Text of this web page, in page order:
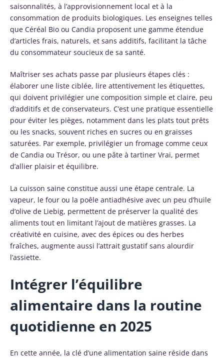
saisonnalités, à l’approvisionnement local et à la
consommation de produits biologiques. Les enseignes telles
que Céréal Bio ou Candia proposent une gamme étendue
d’articles frais, naturels, et sans additifs, facilitant la tâche
du consommateur soucieux de sa santé.
Maîtriser ses achats passe par plusieurs étapes clés :
élaborer une liste ciblée, lire attentivement les étiquettes,
qui doivent privilégier une composition simple et claire, peu
d’additifs et de conservateurs. C’est une pratique essentielle
pour éviter les pièges, notamment dans les plats tout prêts
ou les snacks, souvent riches en sucres ou en graisses
saturées. Par exemple, privilégier un fromage comme ceux
de Candia ou Trésor, ou une pâte à tartiner Vrai, permet
d’allier plaisir et équilibre.
La cuisson saine constitue aussi une étape centrale. La
vapeur, le four ou la poêle antiadhésive avec un peu d’huile
d’olive de Liebig, permettent de préserver la qualité des
aliments tout en limitant l’ajout de matières grasses. La
créativité en cuisine, avec des épices ou des herbes
fraîches, augmente aussi l’attrait gustatif sans alourdir
l’assiette.
Intégrer l’équilibre
alimentaire dans la routine
quotidienne en 2025
En cette année, la clé d’une alimentation saine réside dans